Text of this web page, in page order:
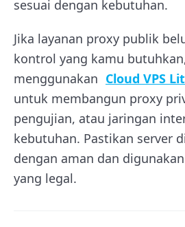
sesuai dengan kebutuhan.
Jika layanan proxy publik
kontrol yang kamu
menggunakan Cloud VPS
untuk membangun proxy
pengujian, atau jaringan
kebutuhan. Pastikan server
dengan aman dan
yang legal.